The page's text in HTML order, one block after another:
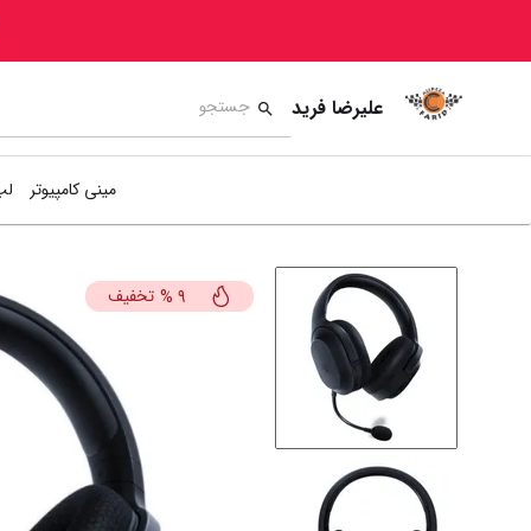
علیرضا فرید
مینی کامپیوتر
9
% تخفیف